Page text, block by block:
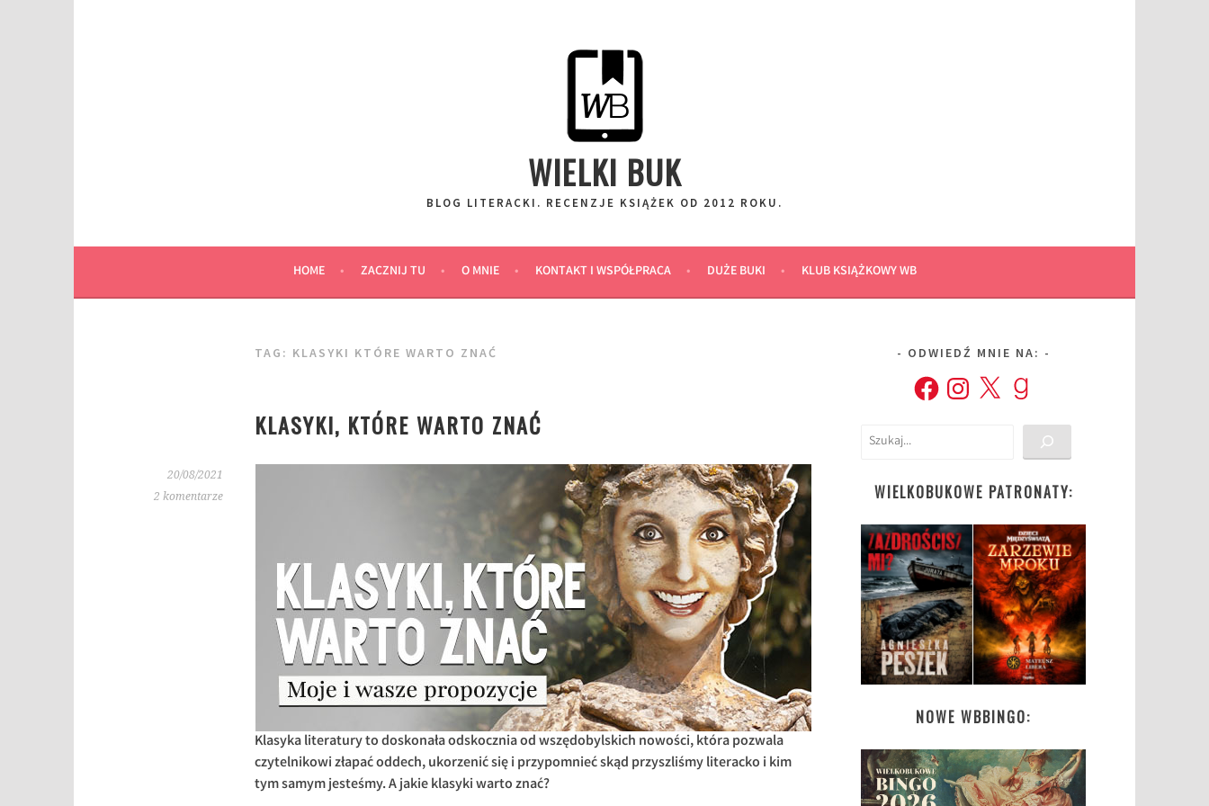
WIELKI BUK
BLOG LITERACKI. RECENZJE KSIĄŻEK OD 2012 ROKU.
HOME ZACZNIJ TU O MNIE KONTAKT I WSPÓŁPRACA DUŻE BUKI KLUB KSIĄŻKOWY WB
TAG: KLASYKI KTÓRE WARTO ZNAĆ
KLASYKI, KTÓRE WARTO ZNAĆ
20/08/2021
2 komentarze
Klasyka literatury to doskonała odskocznia od wszędobylskich nowości, która pozwala
czytelnikowi złapać oddech, ukorzenić się i przypomnieć skąd przyszliśmy literacko i kim
tym samym jesteśmy. A jakie klasyki warto znać?
ODWIEDŹ MNIE NA:
FacebookInstagram
X Goodreads
Szukaj
WIELKOBUKOWE PATRONATY:
NOWE WBBINGO: